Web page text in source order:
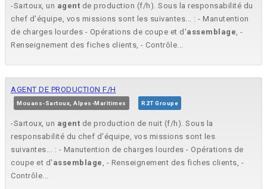
-Sartoux, un agent de production (f/h). Sous la responsabilité du
chef d'équipe, vos missions sont les suivantes... : - Manutention
de charges lourdes - Opérations de coupe et d'assemblage, -
Renseignement des fiches clients, - Contrôle...
AGENT DE PRODUCTION F/H
Mouans-Sartoux, Alpes-Maritimes R2T Groupe
-Sartoux, un agent de production de nuit (f/h). Sous la
responsabilité du chef d'équipe, vos missions sont les
suivantes... : - Manutention de charges lourdes - Opérations de
coupe et d' assemblage, - Renseignement des fiches clients, -
Contrôle...